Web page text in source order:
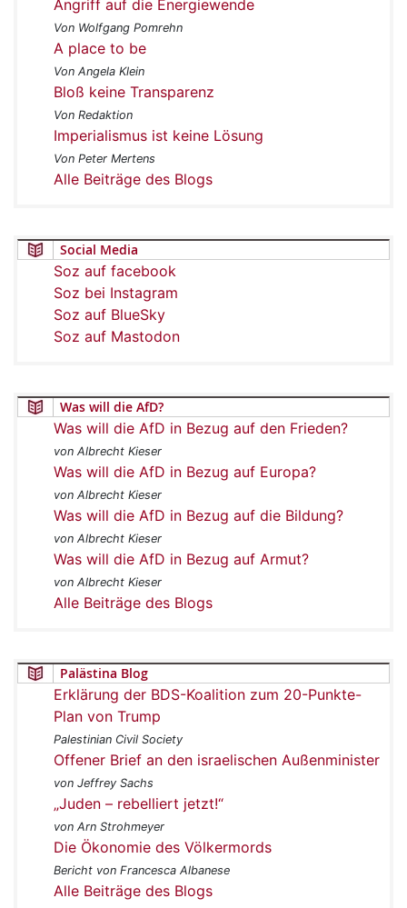
Angriff auf die Energiewende
Von Wolfgang Pomrehn
A place to be
Von Angela Klein
Bloß keine Transparenz
Von Redaktion
Imperialismus ist keine Lösung
Von Peter Mertens
Alle Beiträge des Blogs
Social Media
Soz auf facebook
Soz bei Instagram
Soz auf BlueSky
Soz auf Mastodon
Was will die AfD?
Was will die AfD in Bezug auf den Frieden?
von Albrecht Kieser
Was will die AfD in Bezug auf Europa?
von Albrecht Kieser
Was will die AfD in Bezug auf die Bildung?
von Albrecht Kieser
Was will die AfD in Bezug auf Armut?
von Albrecht Kieser
Alle Beiträge des Blogs
Palästina Blog
Erklärung der BDS-Koalition zum 20-Punkte-
Plan von Trump
Palestinian Civil Society
Offener Brief an den israelischen Außenminister
von Jeffrey Sachs
„Juden – rebelliert jetzt!“
von Arn Strohmeyer
Die Ökonomie des Völkermords
Bericht von Francesca Albanese
Alle Beiträge des Blogs